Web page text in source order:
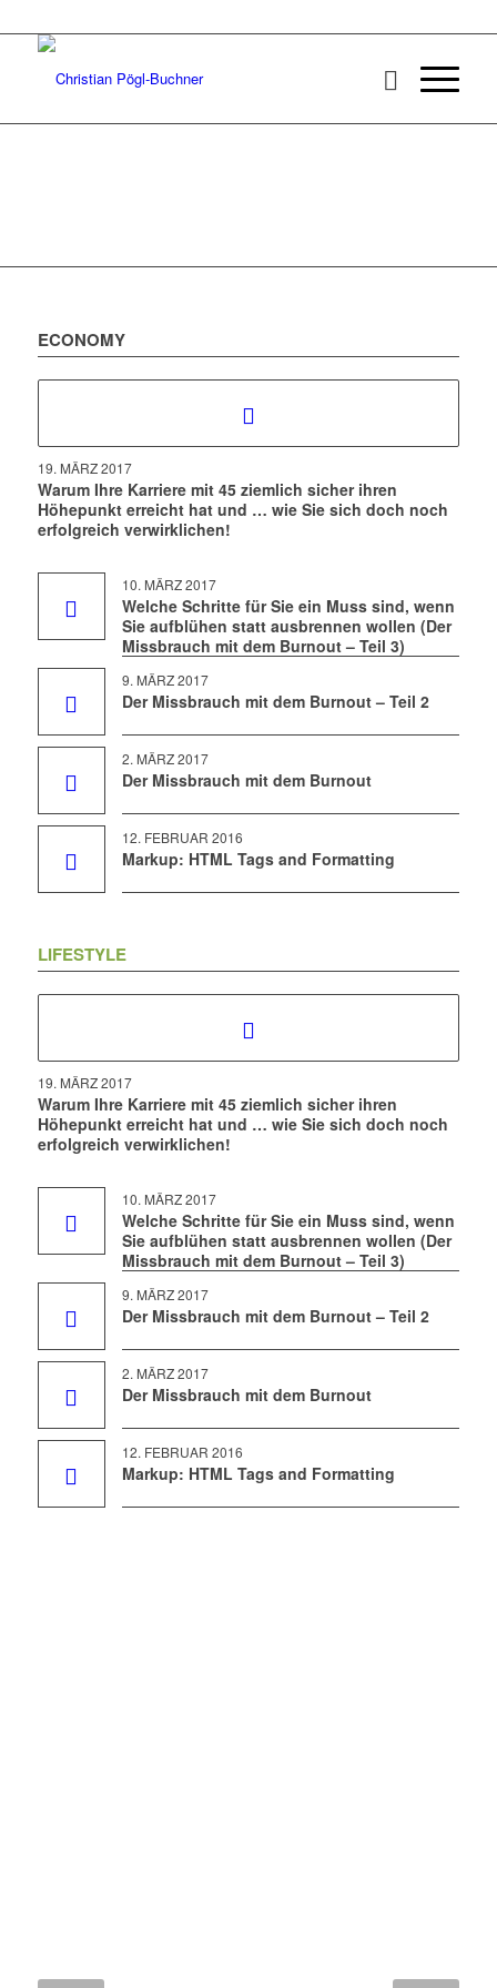
ECONOMY
19. MÄRZ 2017
Warum Ihre Karriere mit 45 ziemlich sicher ihren
Höhepunkt erreicht hat und … wie Sie sich doch noch
erfolgreich verwirklichen!
10. MÄRZ 2017
Welche Schritte für Sie ein Muss sind, wenn
Sie aufblühen statt ausbrennen wollen (Der
Missbrauch mit dem Burnout – Teil 3)
9. MÄRZ 2017
Der Missbrauch mit dem Burnout – Teil 2
2. MÄRZ 2017
Der Missbrauch mit dem Burnout
12. FEBRUAR 2016
Markup: HTML Tags and Formatting
LIFESTYLE
19. MÄRZ 2017
Warum Ihre Karriere mit 45 ziemlich sicher ihren
Höhepunkt erreicht hat und … wie Sie sich doch noch
erfolgreich verwirklichen!
10. MÄRZ 2017
Welche Schritte für Sie ein Muss sind, wenn
Sie aufblühen statt ausbrennen wollen (Der
Missbrauch mit dem Burnout – Teil 3)
9. MÄRZ 2017
Der Missbrauch mit dem Burnout – Teil 2
2. MÄRZ 2017
Der Missbrauch mit dem Burnout
12. FEBRUAR 2016
Markup: HTML Tags and Formatting